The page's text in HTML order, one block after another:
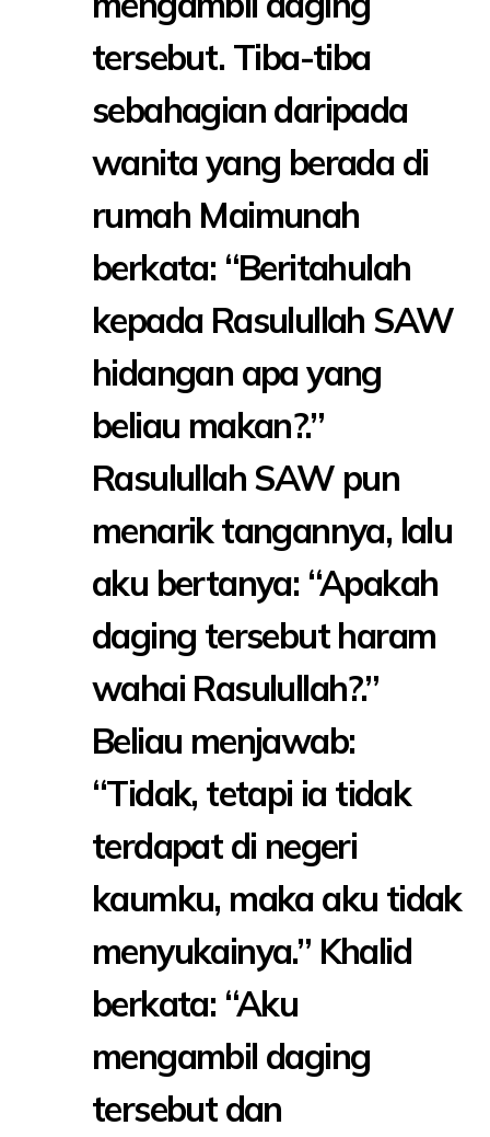
tersebut. Tiba-tiba
sebahagian daripada
wanita yang berada di
rumah Maimunah
berkata: “Beritahulah
kepada Rasulullah SAW
hidangan apa yang
beliau makan?.”
Rasulullah SAW pun
menarik tangannya, lalu
aku bertanya: “Apakah
daging tersebut haram
wahai Rasulullah?.”
Beliau menjawab:
“Tidak, tetapi ia tidak
terdapat di negeri
kaumku, maka aku tidak
menyukainya.” Khalid
berkata: “Aku
mengambil daging
tersebut dan